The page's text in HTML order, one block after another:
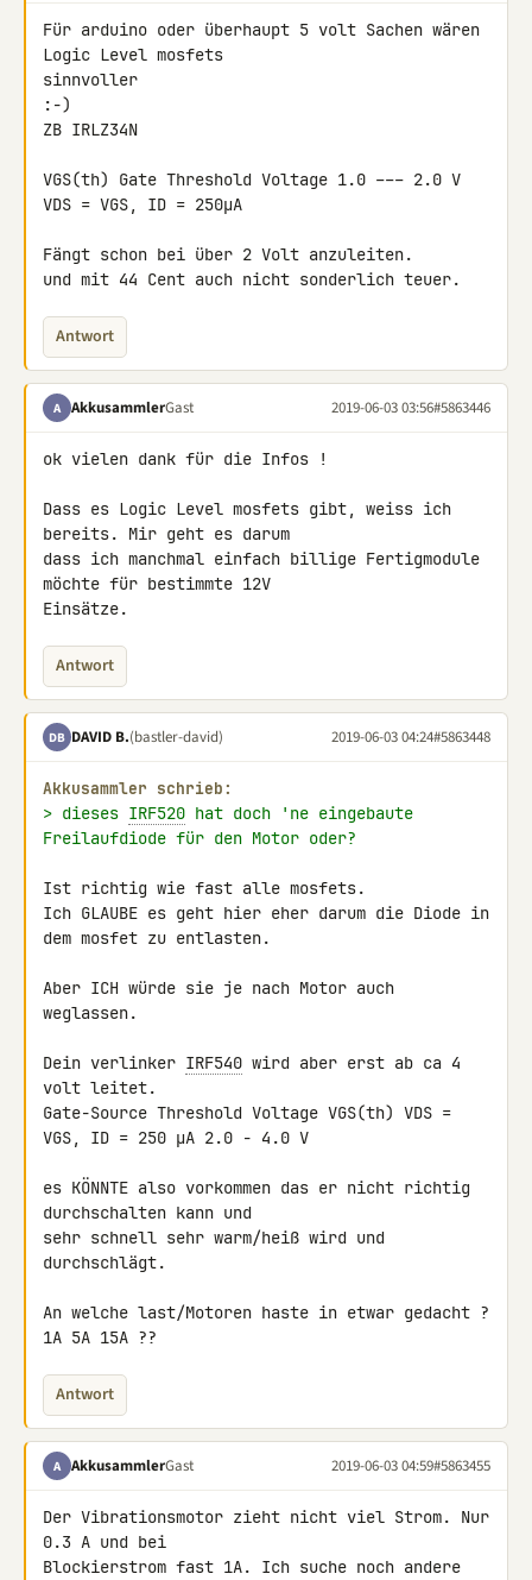
Für arduino oder überhaupt 5 volt Sachen wären
Logic Level mosfets
sinnvoller
:-)
ZB IRLZ34N
VGS(th) Gate Threshold Voltage 1.0 ––– 2.0 V
VDS = VGS, ID = 250µA
Fängt schon bei über 2 Volt anzuleiten.
und mit 44 Cent auch nicht sonderlich teuer.
Antwort
A AkkusammlerGast 2019-06-03 03:56#5863446
ok vielen dank für die Infos !
Dass es Logic Level mosfets gibt, weiss ich
bereits. Mir geht es darum
dass ich manchmal einfach billige Fertigmodule
möchte für bestimmte 12V
Einsätze.
Antwort
DB DAVID B.(bastler-david) 2019-06-03 04:24#5863448
Akkusammler schrieb:
> dieses IRF520 hat doch 'ne eingebaute
Freilaufdiode für den Motor oder?
Ist richtig wie fast alle mosfets.
Ich GLAUBE es geht hier eher darum die Diode in
dem mosfet zu entlasten.
Aber ICH würde sie je nach Motor auch
weglassen.
Dein verlinker IRF540 wird aber erst ab ca 4
volt leitet.
Gate-Source Threshold Voltage VGS(th) VDS =
VGS, ID = 250 μA 2.0 - 4.0 V
es KÖNNTE also vorkommen das er nicht richtig
durchschalten kann und
sehr schnell sehr warm/heiß wird und
durchschlägt.
An welche last/Motoren haste in etwar gedacht ?
1A 5A 15A ??
Antwort
A AkkusammlerGast 2019-06-03 04:59#5863455
Der Vibrationsmotor zieht nicht viel Strom. Nur
0.3 A und bei
Blockierstrom fast 1A. Ich suche noch andere